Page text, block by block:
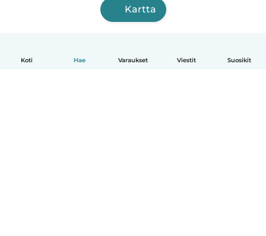
Koti Hae Varaukset Viestit Suosikit
Kartta